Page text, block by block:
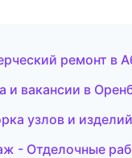
ремонт в
и вакансии в
узлов и
- Отделочные